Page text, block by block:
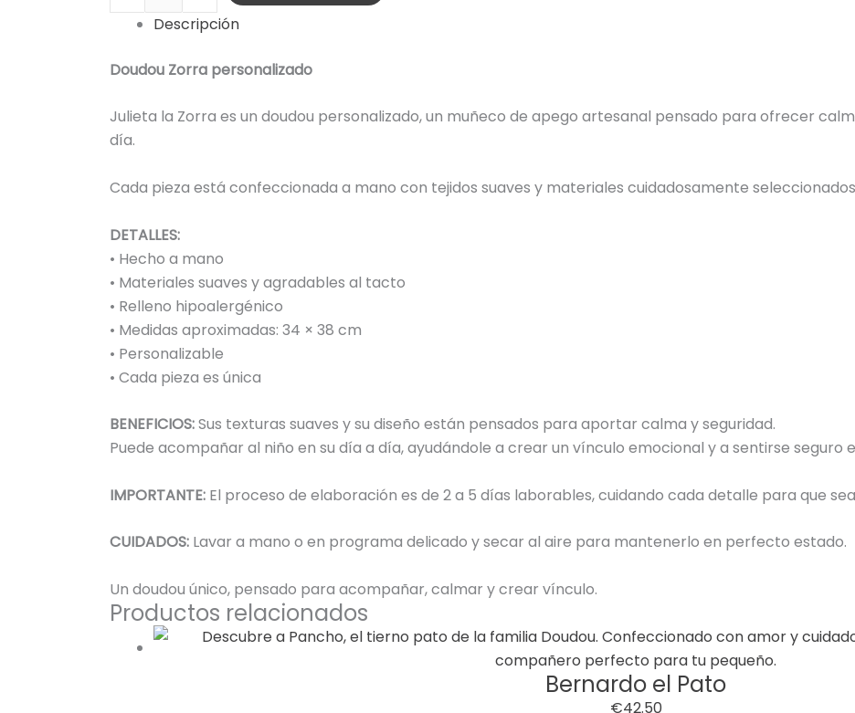
Descripción
Doudou Zorra personalizado
Julieta la Zorra es un doudou personalizado, un muñeco de apego artesanal pensado para ofrecer
día.
Cada pieza está confeccionada a mano con tejidos suaves y materiales cuidadosamente
DETALLES:
• Hecho a mano
• Materiales suaves y agradables al tacto
• Relleno hipoalergénico
• Medidas aproximadas: 34 × 38 cm
• Personalizable
• Cada pieza es única
BENEFICIOS:Sus texturas suaves y su diseño están pensados para aportar calma y seguridad.
Puede acompañar al niño en su día a día, ayudándole a crear un vínculo emocional y a sentirse seguro
IMPORTANTE: El proceso de elaboración es de 2 a 5 días laborables, cuidando cada detalle para que
CUIDADOS: Lavar a mano o en programa delicado y secar al aire para mantenerlo en perfecto estado.
Un doudou único, pensado para acompañar, calmar y crear vínculo.
Productos relacionados
Bernardo el Pato
€42.50